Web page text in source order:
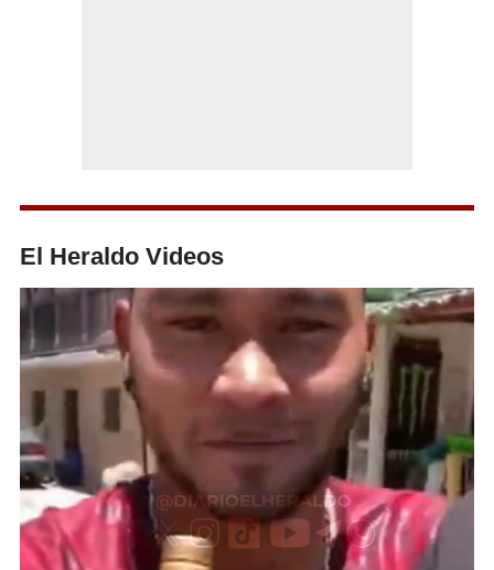
El Heraldo Videos